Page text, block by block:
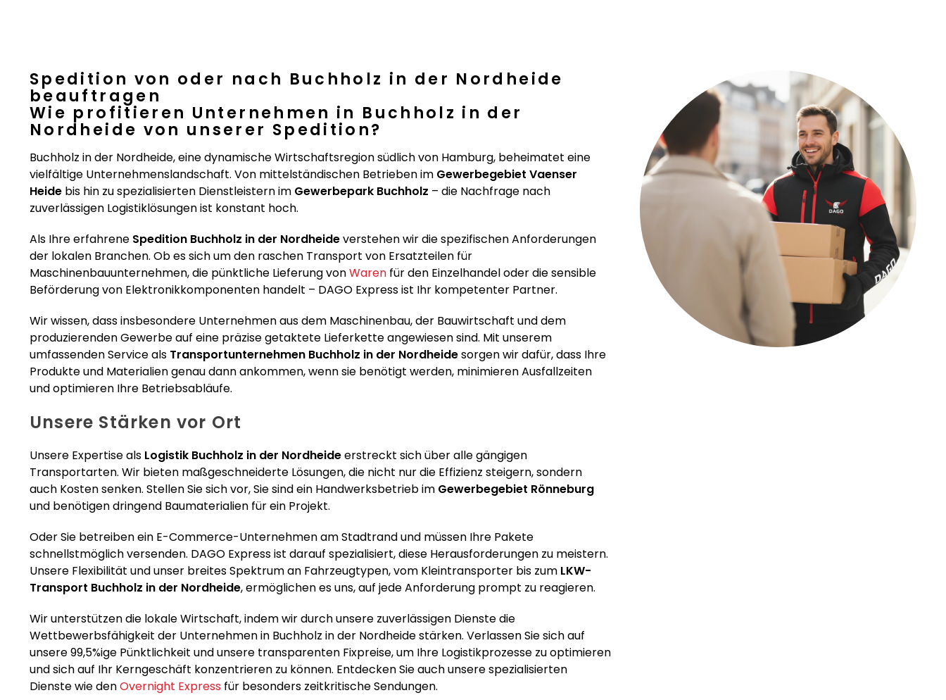
Spedition von oder nach Buchholz in der Nordheide
beauftragen
Wie profitieren Unternehmen in Buchholz in der
Nordheide von unserer Spedition?
Buchholz in der Nordheide, eine dynamische Wirtschaftsregion südlich von Hamburg, beheimatet eine
vielfältige Unternehmenslandschaft. Von mittelständischen Betrieben im Gewerbegebiet Vaenser
Heide bis hin zu spezialisierten Dienstleistern im Gewerbepark Buchholz – die Nachfrage nach
zuverlässigen Logistiklösungen ist konstant hoch.
Als Ihre erfahrene Spedition Buchholz in der Nordheideverstehen wir die spezifischen Anforderungen
der lokalen Branchen. Ob es sich um den raschen Transport von Ersatzteilen für
Maschinenbauunternehmen, die pünktliche Lieferung vonWaren für den Einzelhandel oder die sensible
Beförderung von Elektronikkomponenten handelt – DAGO Express ist Ihr kompetenter Partner.
Wir wissen, dass insbesondere Unternehmen aus dem Maschinenbau, der Bauwirtschaft und dem
produzierenden Gewerbe auf eine präzise getaktete Lieferkette angewiesen sind. Mit unserem
umfassenden Service als Transportunternehmen Buchholz in der Nordheidesorgen wir dafür, dass Ihre
Produkte und Materialien genau dann ankommen, wenn sie benötigt werden, minimieren Ausfallzeiten
und optimieren Ihre Betriebsabläufe.
Unsere Stärken vor Ort
Unsere Expertise als Logistik Buchholz in der Nordheideerstreckt sich über alle gängigen
Transportarten. Wir bieten maßgeschneiderte Lösungen, die nicht nur die Effizienz steigern, sondern
auch Kosten senken. Stellen Sie sich vor, Sie sind ein Handwerksbetrieb im Gewerbegebiet Rönneburg
und benötigen dringend Baumaterialien für ein Projekt.
Oder Sie betreiben ein E-Commerce-Unternehmen am Stadtrand und müssen Ihre Pakete
schnellstmöglich versenden. DAGO Express ist darauf spezialisiert, diese Herausforderungen zu meistern.
Unsere Flexibilität und unser breites Spektrum an Fahrzeugtypen, vom Kleintransporter bis zum LKW-
Transport Buchholz in der Nordheide, ermöglichen es uns, auf jede Anforderung prompt zu reagieren.
Wir unterstützen die lokale Wirtschaft, indem wir durch unsere zuverlässigen Dienste die
Wettbewerbsfähigkeit der Unternehmen in Buchholz in der Nordheide stärken. Verlassen Sie sich auf
unsere 99,5%ige Pünktlichkeit und unsere transparenten Fixpreise, um Ihre Logistikprozesse zu optimieren
und sich auf Ihr Kerngeschäft konzentrieren zu können. Entdecken Sie auch unsere spezialisierten
Dienste wie denOvernight Express für besonders zeitkritische Sendungen.